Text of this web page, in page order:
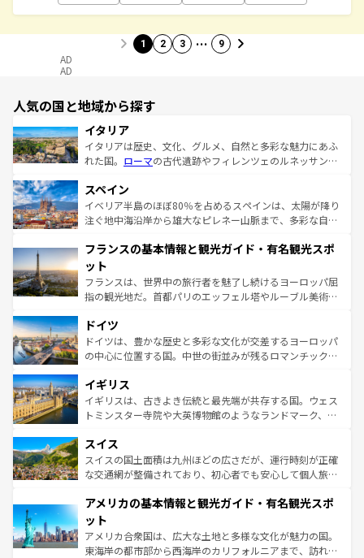
1 2 3 … 9
AD
AD
人気の国と地域から探す
イタリア
イタリアは歴史、文化、グルメ、自然と多彩な魅力にあふ
れた国。 ローマの古代遺跡やフィレンツェのルネッサンス
ろん、トスカーナの美しい田園風景やアマルフィ海岸の絶
景など、自然景観も見逃せない。観光の合間には、本場の
ピザやパスタなど、絶品のイタリア料理を堪能することも
ませてくれるイタリアで、忘れられない旅をしてみよう！
なお、新着のイタリア情報は
しい。
スペイン
イベリア半島のほぼ80％を占めるスペインは、太陽が降り
注ぐ地中海沿岸から雄大なピレネー山脈まで、多彩な自然
文化が根付くこの国では、情熱的なフラメンコ、熱気あふ
れる闘牛、そして美味しいタパスが生活の一部となってい
る。首都マドリードの洗練された雰囲気や、バルセロナの
アートに溢れた街角から、地方では古代ローマ遺跡や中世
せる。地方によって風土や気候が異なるスペインはその個
性で訪れる人を魅了する。 なお、新着のスペイン情報は コ
ンテンツ一覧を参照してほしい。
フランスの基本情報と観光ガイド・有名観光スポ
ット
フランスは、世界中の旅行者を魅了し続けるヨーロッパ屈
指の観光地だ。首都パリのエッフェル塔やルーブル美術館
で、幅広い魅力が詰まっている。華麗な宮殿、歴史的な大
聖堂、美しいビーチ、そして豊かな自然が、訪れる者を心
から魅了する。また、フランスは美食の国としても知ら
いる。シャンパンの発祥地であるランス、プロヴァンスの
香り高いラベンダー畑など、多彩な楽しみ方が可能だ。さ
らに、パリ以外の地域にも魅力が溢れており、どの街角に
れる地方に足を運ぶとそれぞれで全く異なる文化を体験で
きるだろう。 なお、新着のフランス情報はコンテンツ一覧
を参照してほしい。
ドイツ
ドイツは、豊かな歴史と多彩な文化が交差するヨーロッパ
の中心に位置する国。中世の街並みが残るロマンチック街
顔を持つこの国は、どこを歩いても飽きることがない。ベ
ルリンの文化的活気、バイエルン州のアルプスの絶景、そ
してライン川沿いのワイン畑といった風景は必見。ビール
は、お酒好きな人にはぜひ体験してほしい。 なお、新着の
ドイツ情報はコンテンツ一覧を参照してほしい。
イギリス
イギリスは、古きよき伝統と最先端が共存する国。ウェス
トミンスター寺院や大英博物館のようなランドマーク、歴
リアごとに異なる魅力がある。また、優雅なアフタヌーン
ティー、ビール好きにはたまらない英国パブ、サッカー観
戦など、本場だからこそできる体験も豊富。イギリスを旅
ンツ一覧を参照してほしい。
スイス
スイスの国土面積は九州ほどの広さだが、運行時刻が正確
な交通網が整備されており、初心者でも安心して個人旅行
の建物がそのまま残る町や、スイスならではのユニークな
博物館もあり、アルプス観光だけでなく町歩きも満喫する
ことができる。国民の所得が高いため物価も高いが、旅行
者向けの交通パス提供のサービスもあり、うまく活用すれ
アメリカの基本情報と観光ガイド・有名観光スポ
ット
アメリカ合衆国は、広大な土地と多様な文化が魅力の国。
東海岸の都市部から西海岸のカリフォルニアまで、訪れる